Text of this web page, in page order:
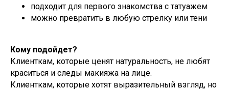
подходит для первого знакомства с татуажем
можно превратить в любую стрелку или тени
Кому подойдет?
Клиенткам, которые ценят натуральность, не любят
краситься и следы макияжа на лице.
Клиенткам, которые хотят выразительный взгляд, но